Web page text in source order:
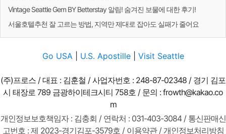
Vintage Seattle Gem BY Betterstay 알림! 숨겨진 보물에 대한 후기!
서울호텔추천 잘 고르는 방법, 지역만 제대로 잡아도 실패가 줄어요
Go USA| U.S. Apostille| Visit Seattle
(주)프로스 / 대표 : 김훈철 / 사업자번호 : 248-87-02348 / 경기 김포
시 태장로 789 금광하이테크시티 758호 / 문의 :frowth@kakao.co
m
개인정보보호책임자 : 김충회 / 연락처 : 031-403-3084 / 통신판매신
고번호 : 제 2023-경기김포-3579호 / 이용약관/ 개인정보처리방침